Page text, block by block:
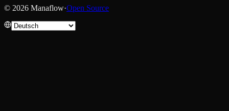
© 2026 Manaflow·Open Source